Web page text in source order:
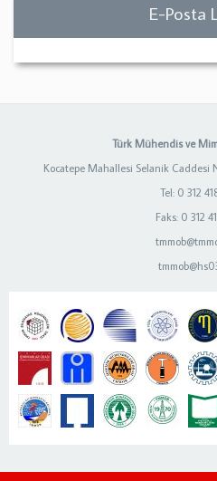
E-Posta
Türk Mühendis ve
Kocatepe Mahallesi Selanik Caddesi
Tel: 0 312
Faks: 0 312